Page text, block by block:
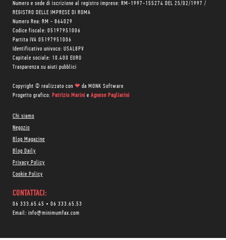
Numero e sede di iscrizione al registro imprese: RM-1997-155274 DEL 25/02/1997 /
REGISTRO DELLE IMPRESE DI ROMA
Numero Rea: RM - 864029
Codice fiscale: 05197951006
Partita IVA 05197951006
Identificativo univoco: USAL8PV
Capitale sociale: 10.400 EURO
Trasparenza su aiuti pubblici
Copyright © realizzato con ❤ da MONK Software
Progetto grafico: Patrizio Marini e Agnese Pagliarini
Chi siamo
Negozio
Blog Magazine
Blog Daily
Privacy Policy
Cookie Policy
CONTATTACI:
06 333.65.45 • 06 333.65.53
Email: info@minimumfax.com